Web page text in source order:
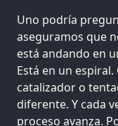
Uno podría
aseguramos que
está andando en
Está en un
catalizador o
diferente. Y cada
proceso avanza.